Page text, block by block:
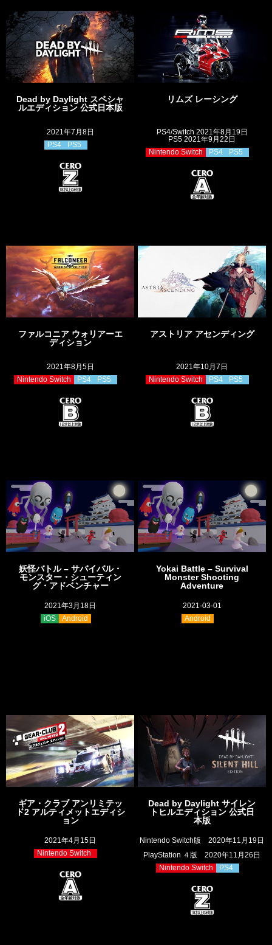
Dead by Daylight スペシャ
ルエディション 公式日本版
2021年7月8日
PS4
PS5
リムズ レーシング
PS4/Switch 2021年8月19日
PS5 2021年9月22日
Nintendo Switch
PS4 PS5
ファルコニア ウォリアーエ
ディション
2021年8月5日
Nintendo Switch
PS4 PS5
アストリア アセンディング
2021年10月7日
Nintendo Switch
PS4 PS5
妖怪バトル – サバイバル・
モンスター・シューティン
グ・アドベンチャー
2021年3月18日
iOS
Android
Yokai Battle – Survival
Monster Shooting
Adventure
2021-03-01
Android
ギア・クラブ アンリミテッ
ド2 アルティメットエディシ
ョン
2021年4月15日
Nintendo Switch
Dead by Daylight サイレン
トヒルエディション 公式日
本版
Nintendo Switch版 2020年11月19日
PlayStation ４版 2020年11月26日
Nintendo Switch
PS4